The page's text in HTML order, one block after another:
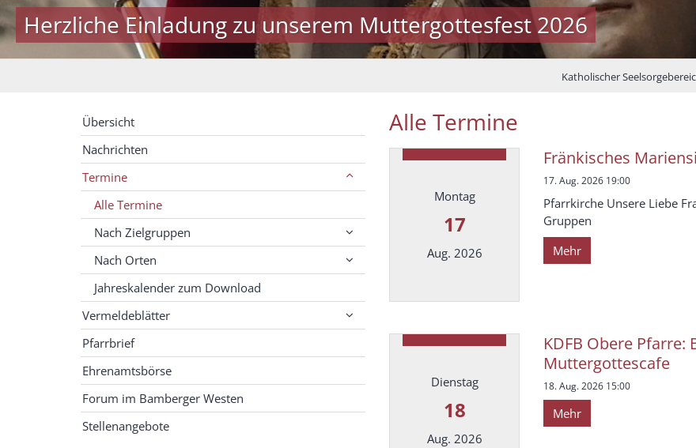
Herzliche Einladung zu unserem Muttergottesfest 2026
Katholischer
Alle Termine
Montag
17
Aug. 2026
Fränkisches
17. Aug. 2026 19:00
Pfarrkirche Unsere Liebe
Gruppen
Mehr
Dienstag
18
Aug. 2026
KDFB Obere Pfarre:
Muttergottescafe
18. Aug. 2026 15:00
Mehr
Übersicht
Nachrichten
Termine
Alle Termine
Nach Zielgruppen
Nach Orten
Jahreskalender zum Download
Vermeldeblätter
Pfarrbrief
Ehrenamtsbörse
Forum im Bamberger Westen
Stellenangebote